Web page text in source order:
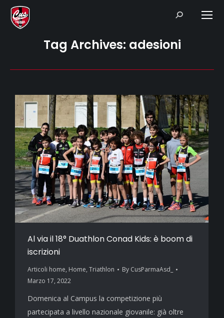
Search:
Tag Archives: adesioni
Al via il 18° Duathlon Conad Kids: è boom di
iscrizioni
Articoli home, Home, Triathlon By CusParmaAsd_
Marzo 17, 2022
Domenica al Campus la competizione più
partecipata a livello nazionale giovanile: già oltre